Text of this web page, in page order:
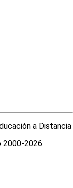
2000-2026.